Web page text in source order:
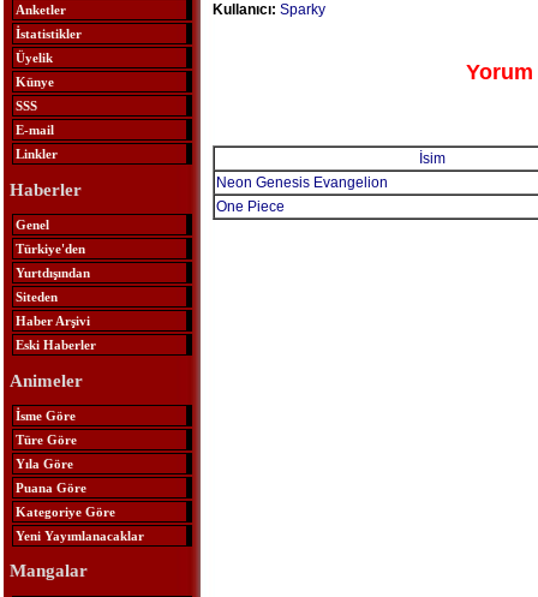
Anketler
İstatistikler
Üyelik
Künye
SSS
E-mail
Linkler
Haberler
Genel
Türkiye'den
Yurtdışından
Siteden
Haber Arşivi
Eski Haberler
Animeler
İsme Göre
Türe Göre
Yıla Göre
Puana Göre
Kategoriye Göre
Yeni Yayımlanacaklar
Mangalar
Kullanıcı: Sparky
Yorum
İsim
Neon Genesis Evangelion
One Piece